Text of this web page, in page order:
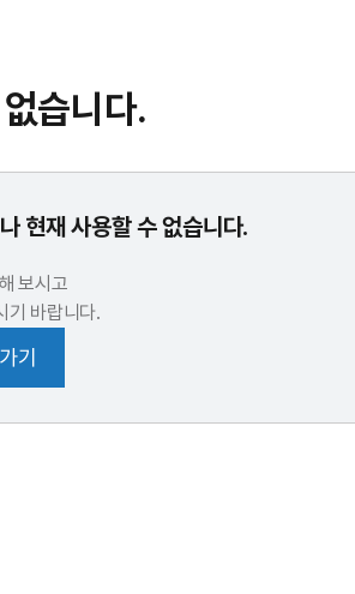
습니다.
현재 사용할 수 없습니다.
보시고
기 바랍니다.
기